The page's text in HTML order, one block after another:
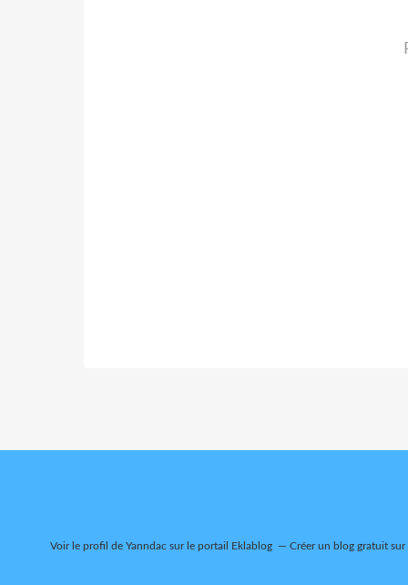
Voir le profil de Yanndac sur le portail Eklablog Créer un blog gratuit sur